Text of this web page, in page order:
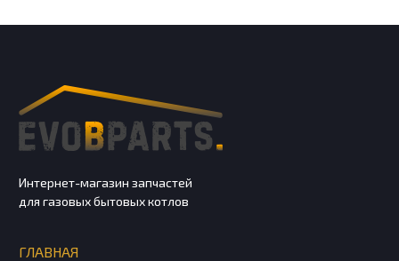
Интернет-магазин запчастей
для газовых бытовых котлов
ГЛАВНАЯ